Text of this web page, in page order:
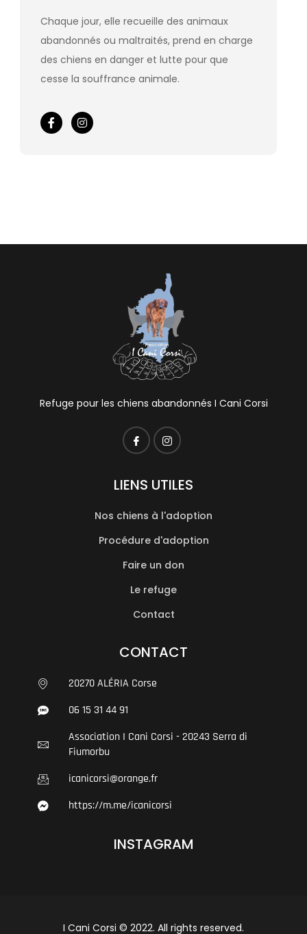
Chaque jour, elle recueille des animaux
abandonnés ou maltraités, prend en charge
des chiens en danger et lutte pour que
cesse la souffrance animale.
Refuge pour les chiens abandonnés I Cani Corsi
LIENS UTILES
Nos chiens à l'adoption
Procédure d'adoption
Faire un don
Le refuge
Contact
CONTACT
20270 ALÉRIA Corse
06 15 31 44 91
Association I Cani Corsi - 20243 Serra di
Fiumorbu
icanicorsi@orange.fr
https://m.me/icanicorsi
INSTAGRAM
I Cani Corsi © 2022. All rights reserved.